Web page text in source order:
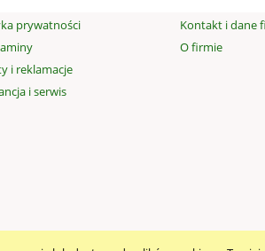
prywatności
i reklamacje
i serwis
Kontakt i dane
O firmie